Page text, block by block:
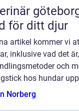
kunskap, omtanke och
för ditt djur
artikel kommer vi
inklusive vad det
och
hos hundar
Norberg